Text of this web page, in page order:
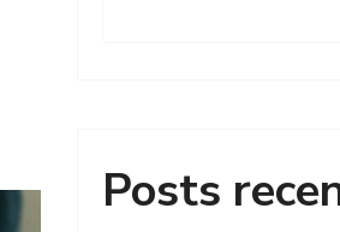
Posts